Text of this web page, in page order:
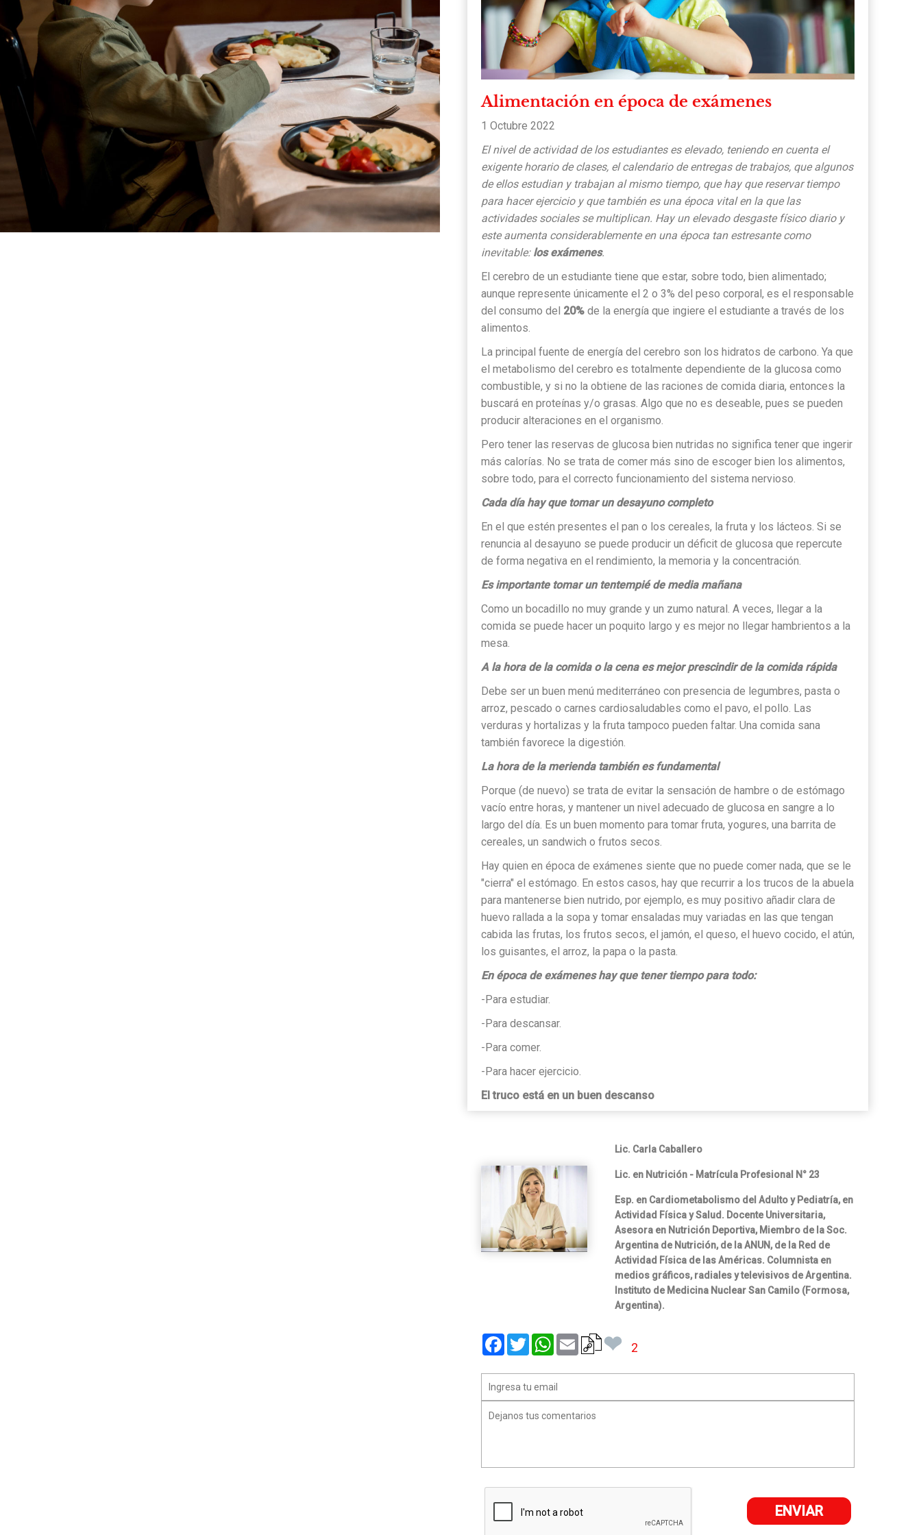
Alimentación en época de exámenes
1 Octubre 2022
El nivel de actividad de los estudiantes es elevado, teniendo en cuenta el
exigente horario de clases, el calendario de entregas de trabajos, que algunos
de ellos estudian y trabajan al mismo tiempo, que hay que reservar tiempo
para hacer ejercicio y que también es una época vital en la que las
actividades sociales se multiplican. Hay un elevado desgaste físico diario y
este aumenta considerablemente en una época tan estresante como
inevitable: los exámenes.
El cerebro de un estudiante tiene que estar, sobre todo, bien alimentado;
aunque represente únicamente el 2 o 3% del peso corporal, es el responsable
del consumo del 20% de la energía que ingiere el estudiante a través de los
alimentos.
La principal fuente de energía del cerebro son los hidratos de carbono. Ya que
el metabolismo del cerebro es totalmente dependiente de la glucosa como
combustible, y si no la obtiene de las raciones de comida diaria, entonces la
buscará en proteínas y/o grasas. Algo que no es deseable, pues se pueden
producir alteraciones en el organismo.
Pero tener las reservas de glucosa bien nutridas no significa tener que ingerir
más calorías. No se trata de comer más sino de escoger bien los alimentos,
sobre todo, para el correcto funcionamiento del sistema nervioso.
Cada día hay que tomar un desayuno completo
En el que estén presentes el pan o los cereales, la fruta y los lácteos. Si se
renuncia al desayuno se puede producir un déficit de glucosa que repercute
de forma negativa en el rendimiento, la memoria y la concentración.
Es importante tomar un tentempié de media mañana
Como un bocadillo no muy grande y un zumo natural. A veces, llegar a la
comida se puede hacer un poquito largo y es mejor no llegar hambrientos a la
mesa.
A la hora de la comida o la cena es mejor prescindir de la comida rápida
Debe ser un buen menú mediterráneo con presencia de legumbres, pasta o
arroz, pescado o carnes cardiosaludables como el pavo, el pollo. Las
verduras y hortalizas y la fruta tampoco pueden faltar. Una comida sana
también favorece la digestión.
La hora de la merienda también es fundamental
Porque (de nuevo) se trata de evitar la sensación de hambre o de estómago
vacío entre horas, y mantener un nivel adecuado de glucosa en sangre a lo
largo del día. Es un buen momento para tomar fruta, yogures, una barrita de
cereales, un sandwich o frutos secos.
Hay quien en época de exámenes siente que no puede comer nada, que se le
"cierra" el estómago. En estos casos, hay que recurrir a los trucos de la abuela
para mantenerse bien nutrido, por ejemplo, es muy positivo añadir clara de
huevo rallada a la sopa y tomar ensaladas muy variadas en las que tengan
cabida las frutas, los frutos secos, el jamón, el queso, el huevo cocido, el atún,
los guisantes, el arroz, la papa o la pasta.
En época de exámenes hay que tener tiempo para todo:
-Para estudiar.
-Para descansar.
-Para comer.
-Para hacer ejercicio.
El truco está en un buen descanso
Lic. Carla Caballero
Lic. en Nutrición - Matrícula Profesional N° 23
Esp. en Cardiometabolismo del Adulto y Pediatría, en
Actividad Física y Salud. Docente Universitaria,
Asesora en Nutrición Deportiva, Miembro de la Soc.
Argentina de Nutrición, de la ANUN, de la Red de
Actividad Física de las Américas. Columnista en
medios gráficos, radiales y televisivos de Argentina.
Instituto de Medicina Nuclear San Camilo (Formosa,
Argentina).
Facebook
TwitterWhatsApp
Email ❤ 2